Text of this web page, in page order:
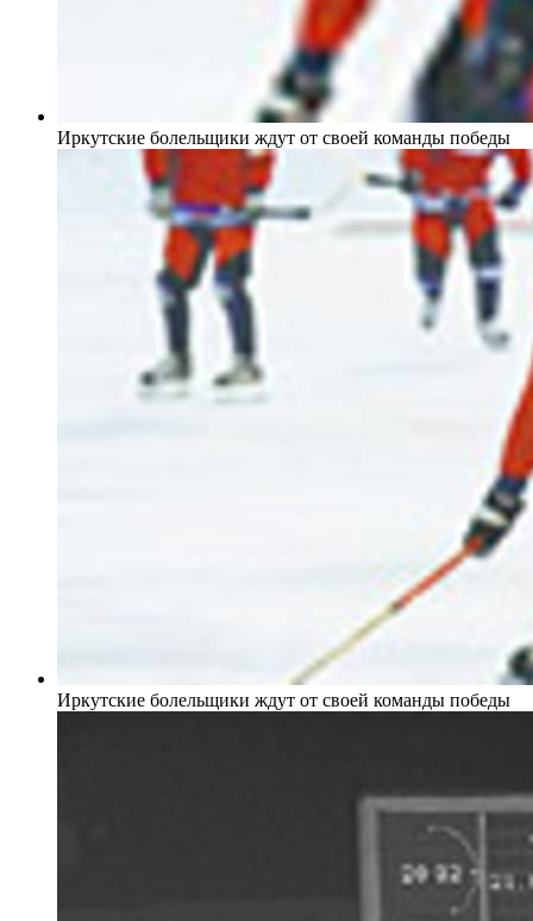
Иркутские болельщики ждут от своей команды победы
Иркутские болельщики ждут от своей команды победы